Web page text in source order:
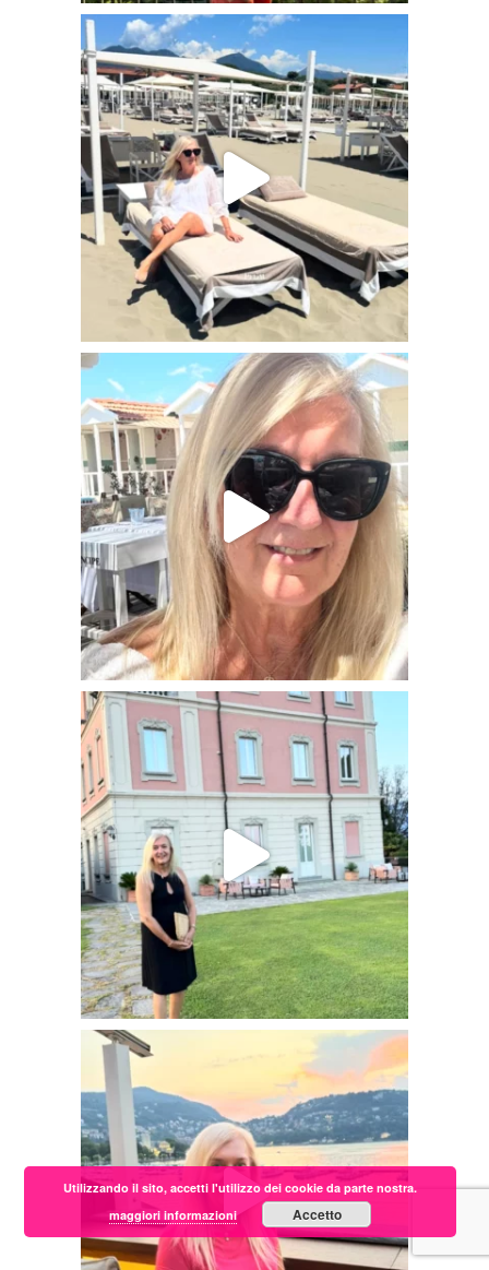
Utilizzando il sito, accetti l'utilizzo dei cookie da parte nostra.
maggiori informazioni
Accetto